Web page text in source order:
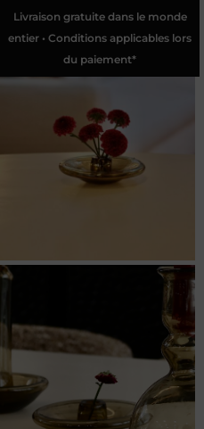
Livraison gratuite dans le monde
entier • Conditions applicables lors
du paiement*